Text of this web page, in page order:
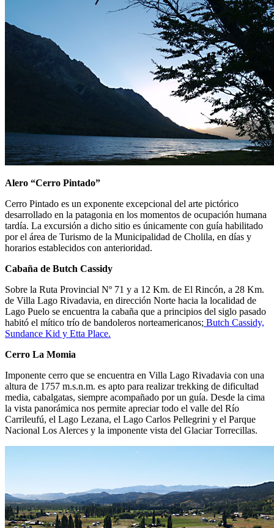
Alero “Cerro Pintado”
Cerro Pintado es un exponente excepcional del arte pictórico
desarrollado en la patagonia en los momentos de ocupación humana
tardía. La excursión a dicho sitio es únicamente con guía habilitado
por el área de Turismo de la Municipalidad de Cholila, en días y
horarios establecidos con anterioridad.
Cabaña de Butch Cassidy
Sobre la Ruta Provincial Nº 71 y a 12 Km. de El Rincón, a 28 Km.
de Villa Lago Rivadavia, en dirección Norte hacia la localidad de
Lago Puelo se encuentra la cabaña que a principios del siglo pasado
habitó el mítico trío de bandoleros norteamericanos; Butch Cassidy,
Sundance Kid y Etta Place.
Cerro La Momia
Imponente cerro que se encuentra en Villa Lago Rivadavia con una
altura de 1757 m.s.n.m. es apto para realizar trekking de dificultad
media, cabalgatas, siempre acompañado por un guía. Desde la cima
la vista panorámica nos permite apreciar todo el valle del Río
Carrileufú, el Lago Lezana, el Lago Carlos Pellegrini y el Parque
Nacional Los Alerces y la imponente vista del Glaciar Torrecillas.